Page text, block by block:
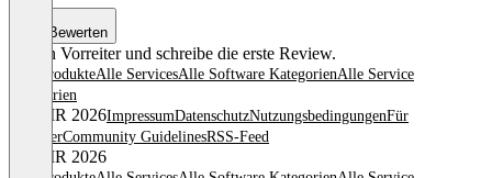
Bewerten
Sei ein Vorreiter und schreibe die erste Review.
Alle ProdukteAlle ServicesAlle Software KategorienAlle Service
Kategorien
© OMR 2026ImpressumDatenschutzNutzungsbedingungenFür
AnbieterCommunity GuidelinesRSS-Feed
© OMR 2026